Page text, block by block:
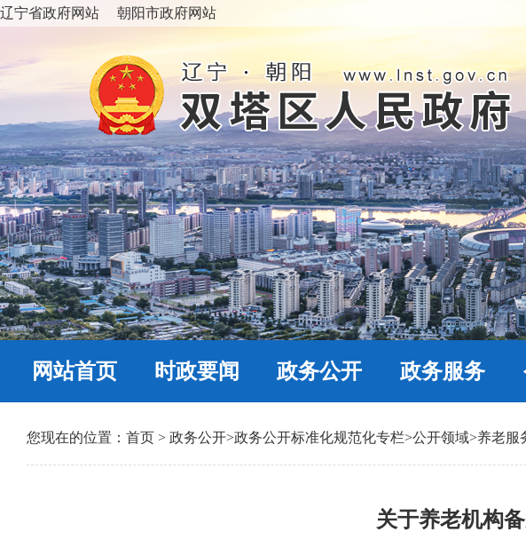
辽宁省政府网站 朝阳市政府网站
网站首页 时政要闻 政务公开 政务服务
您现在的位置： 首页 > 政务公开>政务公开标准化规范化专栏>公开领域>养老服
关于养老机构